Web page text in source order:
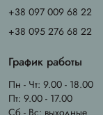
+38 097 009 68 22
+38 095 276 68 22
График работы
Пн - Чт: 9.00 - 18.00
Пт: 9.00 - 17.00
Сб - Вс: выходные